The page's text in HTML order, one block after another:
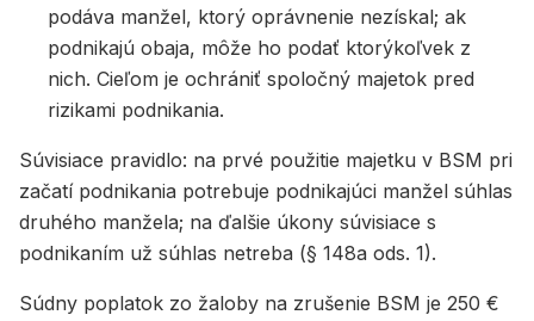
podáva manžel, ktorý oprávnenie nezískal; ak
podnikajú obaja, môže ho podať ktorýkoľvek z
nich. Cieľom je ochrániť spoločný majetok pred
rizikami podnikania.
Súvisiace pravidlo: na prvé použitie majetku v BSM pri
začatí podnikania potrebuje podnikajúci manžel súhlas
druhého manžela; na ďalšie úkony súvisiace s
podnikaním už súhlas netreba (§ 148a ods. 1).
Súdny poplatok zo žaloby na zrušenie BSM je 250 €